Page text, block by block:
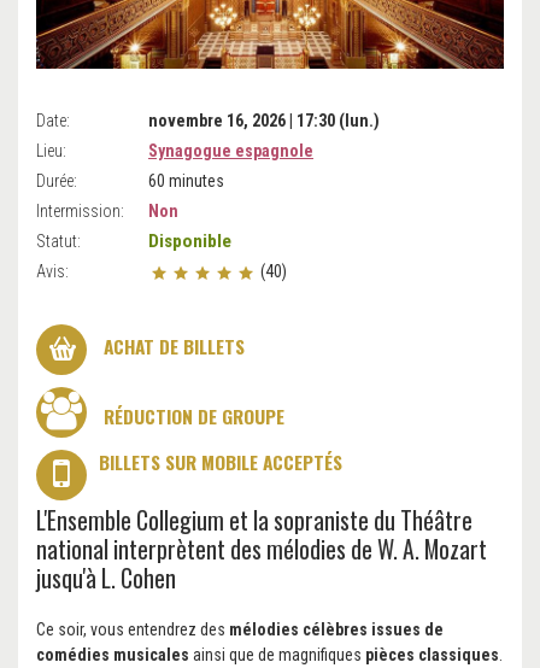
Date:
novembre 16, 2026 | 17:30 (lun.)
Lieu:
Synagogue espagnole
Durée:
60 minutes
Intermission:
Non
Statut:
Disponible
Avis: (40)
ACHAT DE BILLETS
RÉDUCTION DE GROUPE
BILLETS SUR MOBILE ACCEPTÉS
L'Ensemble Collegium et la sopraniste du Théâtre
national interprètent des mélodies de W. A. Mozart
jusqu'à L. Cohen
Ce soir, vous entendrez des mélodies célèbres issues de
comédies musicales ainsi que de magnifiques pièces classiques